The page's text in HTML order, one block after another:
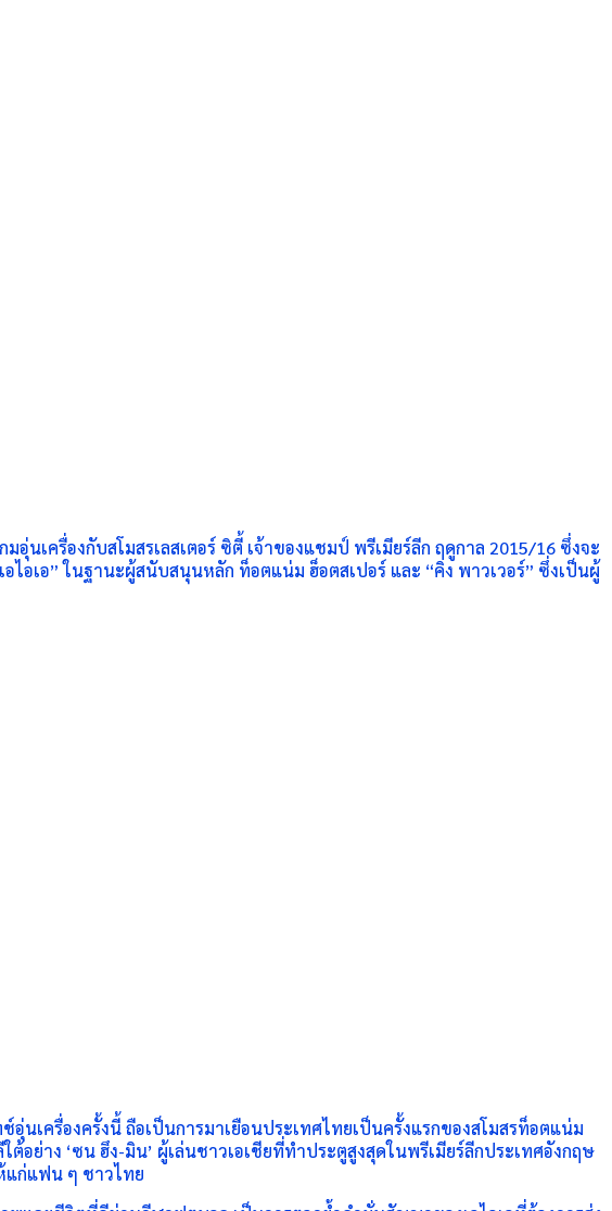
มอุ่นเครื่องกับสโมสรเลสเตอร์ ซิตี้ เจ้าของแชมป์ พรีเมียร์ลีก ฤดูกาล 2015/16 ซึ่งจะ
ไอเอ” ในฐานะผู้สนับสนุนหลัก ท็อตแน่ม ฮ็อตสเปอร์ และ “คิง พาวเวอร์” ซึ่งเป็นผู้
อุ่นเครื่องครั้งนี้ ถือเป็นการมาเยือนประเทศไทยเป็นครั้งแรกของสโมสรท็อตแน่ม
อย่าง ‘ซน ฮึง-มิน’ ผู้เล่นชาวเอเชียที่ทำประตูสูงสุดในพรีเมียร์ลีกประเทศอังกฤษ
แก่แฟน ๆ ชาวไทย